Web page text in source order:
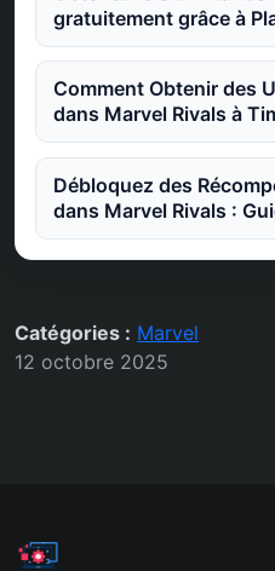
gratuitement grâce à
Comment Obtenir des
dans Marvel Rivals à
Débloquez des
dans Marvel Rivals :
Catégories : Marvel
12 octobre 2025